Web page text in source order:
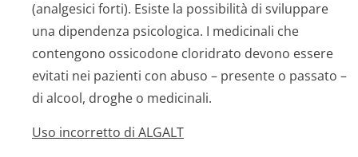
(analgesici forti). Esiste la possibilità di sviluppare
una dipendenza psicologica. I medicinali che
contengono ossicodone cloridrato devono essere
evitati nei pazienti con abuso – presente o passato –
di alcool, droghe o medicinali.
Uso incorretto di ALGALT